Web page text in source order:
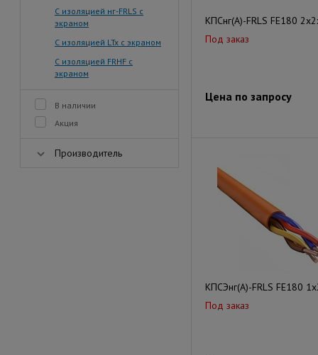
С изоляцией нг-FRLS с
экраном
С изоляцией LTx с экраном
С изоляцией FRHF с
экраном
В наличии
Акция
Производитель
КПСнг(А)-FRLS FE180
Под заказ
Цена по запросу
КПСЭнг(А)-FRLS FE180
Под заказ